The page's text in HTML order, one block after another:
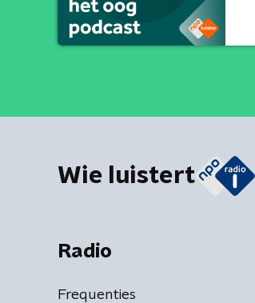
Wie luistert
Radio
Frequenties